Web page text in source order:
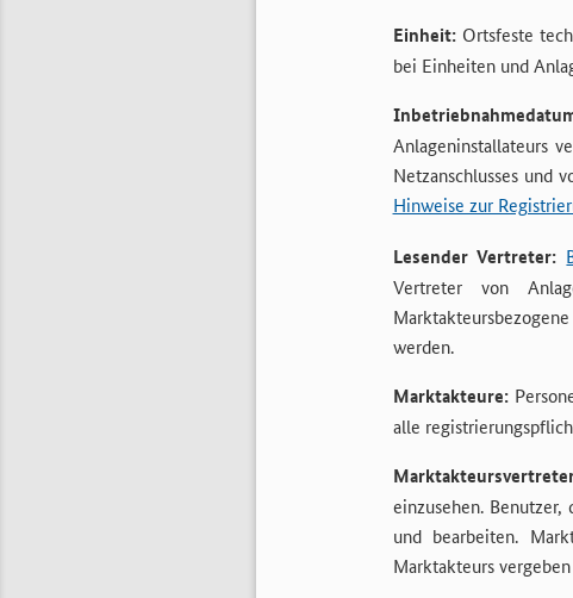
Einheit:Ortsfeste
bei Einheiten und
Anlageninstallateurs
Netzanschlusses und
Hinweise zur
Lesender Vertreter:
Vertreter von
werden.
Marktakteure:
alle
einzusehen.
und bearbeiten.
Marktakteurs